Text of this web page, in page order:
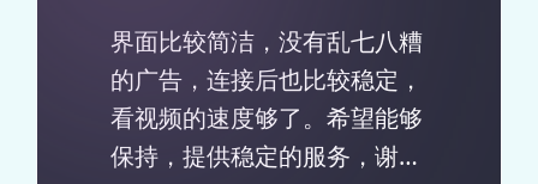
界面比较简洁，没有乱七八糟
的广告，连接后也比较稳定，
看视频的速度够了。希望能够
保持，提供稳定的服务，谢